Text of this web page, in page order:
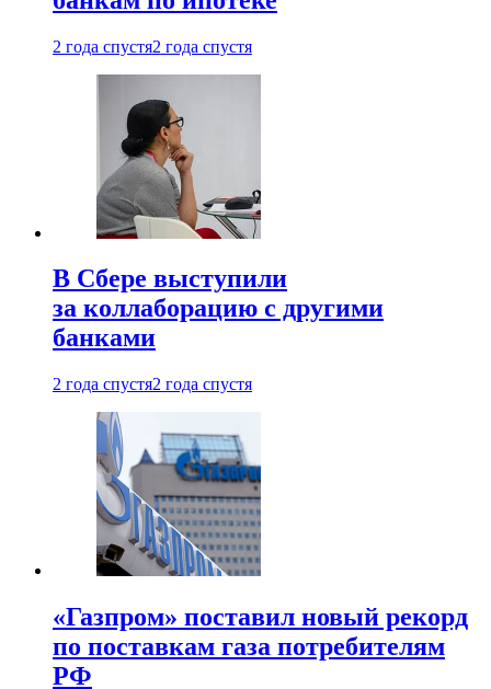
2 года спустя2 года спустя
В Сбере выступили
за коллаборацию с другими
банками
2 года спустя2 года спустя
«Газпром» поставил новый рекорд
по поставкам газа потребителям
РФ